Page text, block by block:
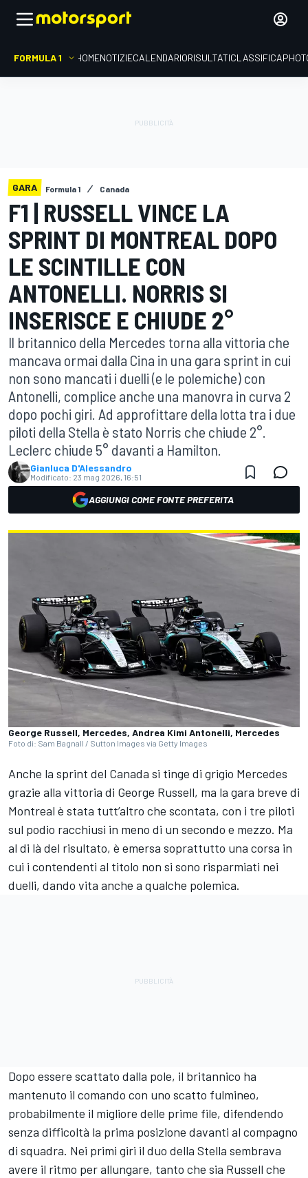
FORMULA 1 HOMENOTIZIECALENDARIORISULTATICLASSIFICA
GARA Formula 1 Canada
F1 | RUSSELL VINCE LA
SPRINT DI MONTREAL DOPO
LE SCINTILLE CON
ANTONELLI. NORRIS SI
INSERISCE E CHIUDE 2°
Il britannico della Mercedes torna alla vittoria che
mancava ormai dalla Cina in una gara sprint in cui
non sono mancati i duelli (e le polemiche) con
Antonelli, complice anche una manovra in curva 2
dopo pochi giri. Ad approfittare della lotta tra i due
piloti della Stella è stato Norris che chiude 2°.
Leclerc chiude 5° davanti a Hamilton.
Gianluca D'Alessandro
Modificato: 23 mag 2026, 16:51
AGGIUNGI COME FONTE PREFERITA
George Russell, Mercedes, Andrea Kimi Antonelli, Mercedes
Foto di: Sam Bagnall / Sutton Images via Getty Images
Anche la sprint del Canada si tinge di grigio Mercedes
grazie alla vittoria di George Russell, ma la gara breve di
Montreal è stata tutt’altro che scontata, con i tre piloti
sul podio racchiusi in meno di un secondo e mezzo. Ma
al di là del risultato, è emersa soprattutto una corsa in
cui i contendenti al titolo non si sono risparmiati nei
duelli, dando vita anche a qualche polemica.
Dopo essere scattato dalla pole, il britannico ha
mantenuto il comando con uno scatto fulmineo,
probabilmente il migliore delle prime file, difendendo
senza difficoltà la prima posizione davanti al compagno
di squadra. Nei primi giri il duo della Stella sembrava
avere il ritmo per allungare, tanto che sia Russell che